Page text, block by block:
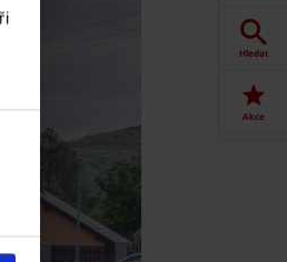
Hledat
Akce